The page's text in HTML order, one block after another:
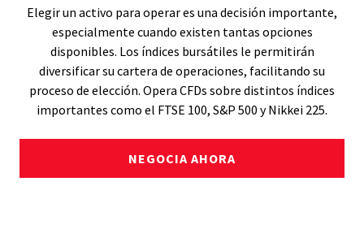
Elegir un activo para operar es una decisión importante,
especialmente cuando existen tantas opciones
disponibles. Los índices bursátiles le permitirán
diversificar su cartera de operaciones, facilitando su
proceso de elección. Opera CFDs sobre distintos índices
importantes como el FTSE 100, S&P 500 y Nikkei 225.
NEGOCIA AHORA